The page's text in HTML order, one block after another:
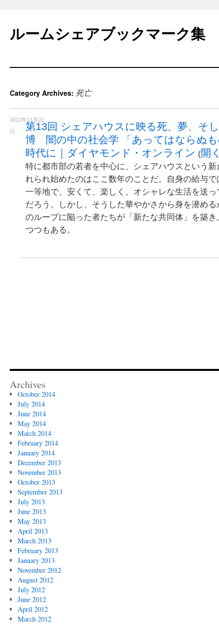
content
ルームシェアブックマーク集
Category Archives: 死亡
2012年11月22
日
第13回 シェアハウスに映る死、夢、そ
博 闇の中の社会学 「あってはならぬ
時代に｜ダイヤモンド・オンライン (開
特に都市部の若者を中心に、シェアハウスという
れられ始めたのはここ数年のことだ。自身の給与
一等地で、安くて、楽しく、オシャレな生活を送
だろう。しかし、そうした華やかさから身を潜め
のループに陥った者たちが「新たな共同体」を築
つつもある。
Archives
October 2014
July 2014
June 2014
May 2014
March 2014
February 2014
January 2014
December 2013
November 2013
October 2013
September 2013
July 2013
June 2013
May 2013
April 2013
March 2013
February 2013
January 2013
November 2012
August 2012
July 2012
June 2012
April 2012
March 2012